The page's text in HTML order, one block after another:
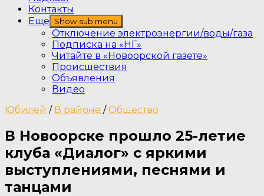
Контакты
Еще
Show sub menu
Отключение электроэнергии/воды/газа
Подписка на «НГ»
Читайте в «Новоорской газете»
Происшествия
Объявления
Видео
Юбилей / В районе /Общество
В Новоорске прошло 25-летие
клуба «Диалог» с яркими
выступлениями, песнями и
танцами